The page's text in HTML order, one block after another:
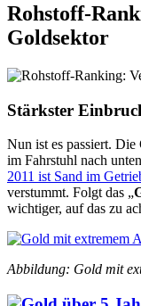
Rohstoff-
Goldsektor
Stärkster
Nun ist es passiert.
im Fahrstuhl nach
2011 ist Sand im
verstummt. Folgt das „
wichtiger, auf das zu
Abbildung: Gold mit